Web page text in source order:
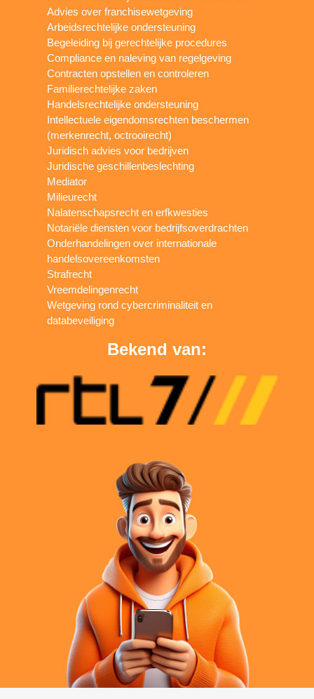
Advies over franchisewetgeving
Arbeidsrechtelijke ondersteuning
Begeleiding bij gerechtelijke procedures
Compliance en naleving van regelgeving
Contracten opstellen en controleren
Familierechtelijke zaken
Handelsrechtelijke ondersteuning
Intellectuele eigendomsrechten beschermen
(merkenrecht, octrooirecht)
Juridisch advies voor bedrijven
Juridische geschillenbeslechting
Mediator
Milieurecht
Nalatenschapsrecht en erfkwesties
Notariële diensten voor bedrijfsoverdrachten
Onderhandelingen over internationale
handelsovereenkomsten
Strafrecht
Vreemdelingenrecht
Wetgeving rond cybercriminaliteit en
databeveiliging
Bekend van: